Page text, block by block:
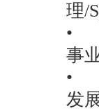
理/
•
事
•
发